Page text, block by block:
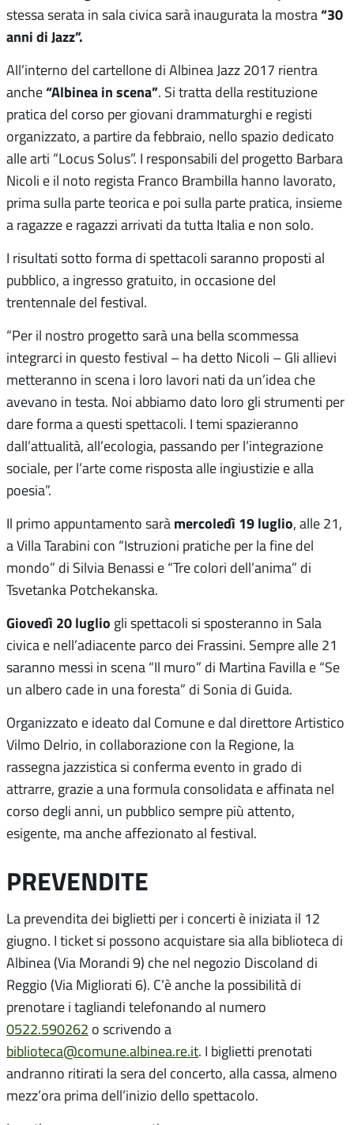
stessa serata in sala civica sarà inaugurata la mostra“30
anni di Jazz”.
All’interno del cartellone di Albinea Jazz 2017 rientra
anche“Albinea in scena”. Si tratta della restituzione
pratica del corso per giovani drammaturghi e registi
organizzato, a partire da febbraio, nello spazio dedicato
alle arti “Locus Solus”. I responsabili del progetto Barbara
Nicoli e il noto regista Franco Brambilla hanno lavorato,
prima sulla parte teorica e poi sulla parte pratica, insieme
a ragazze e ragazzi arrivati da tutta Italia e non solo.
I risultati sotto forma di spettacoli saranno proposti al
pubblico, a ingresso gratuito, in occasione del
trentennale del festival.
“Per il nostro progetto sarà una bella scommessa
integrarci in questo festival – ha detto Nicoli – Gli allievi
metteranno in scena i loro lavori nati da un’idea che
avevano in testa. Noi abbiamo dato loro gli strumenti per
dare forma a questi spettacoli. I temi spazieranno
dall’attualità, all’ecologia, passando per l’integrazione
sociale, per l’arte come risposta alle ingiustizie e alla
poesia”.
Il primo appuntamento sarà mercoledì 19 luglio, alle 21,
a Villa Tarabini con “Istruzioni pratiche per la fine del
mondo” di Silvia Benassi e “Tre colori dell’anima” di
Tsvetanka Potchekanska.
Giovedì 20 luglio gli spettacoli si sposteranno in Sala
civica e nell’adiacente parco dei Frassini. Sempre alle 21
saranno messi in scena “Il muro” di Martina Favilla e “Se
un albero cade in una foresta” di Sonia di Guida.
Organizzato e ideato dal Comune e dal direttore Artistico
Vilmo Delrio, in collaborazione con la Regione, la
rassegna jazzistica si conferma evento in grado di
attrarre, grazie a una formula consolidata e affinata nel
corso degli anni, un pubblico sempre più attento,
esigente, ma anche affezionato al festival.
PREVENDITE
La prevendita dei biglietti per i concerti è iniziata il 12
giugno. I ticket si possono acquistare sia alla biblioteca di
Albinea (Via Morandi 9) che nel negozio Discoland di
Reggio (Via Migliorati 6). C’è anche la possibilità di
prenotare i tagliandi telefonando al numero
0522.590262 o scrivendo a
biblioteca@comune.albinea.re.it. I biglietti prenotati
andranno ritirati la sera del concerto, alla cassa, almeno
mezz’ora prima dell’inizio dello spettacolo.